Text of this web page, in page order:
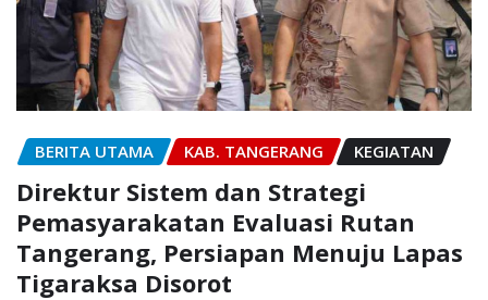
BERITA UTAMA KAB. TANGERANG KEGIATAN
Direktur Sistem dan Strategi
Pemasyarakatan Evaluasi Rutan
Tangerang, Persiapan Menuju Lapas
Tigaraksa Disorot